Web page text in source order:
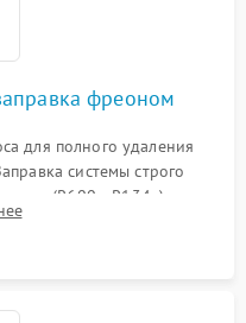
фреоном
для полного удаления
системы строго
(R600a, R134a) по
давления в системе.